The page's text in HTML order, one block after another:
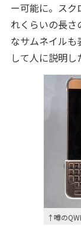
ー可能に。ス
れくらいの長さ
なサムネイルも
して人に説明し
↑噂の